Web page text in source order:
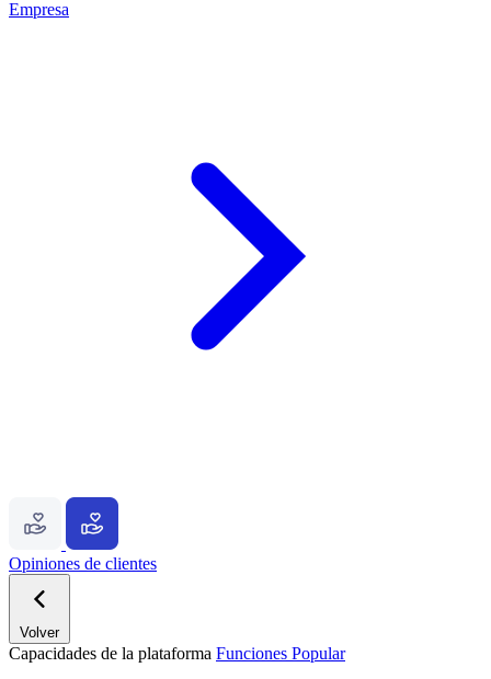
Empresa
Opiniones de clientes
Volver
Capacidades de la plataforma Funciones Popular